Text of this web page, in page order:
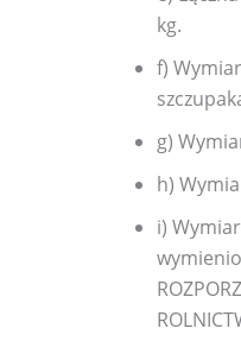
kg.
f)
g)
h)
i)